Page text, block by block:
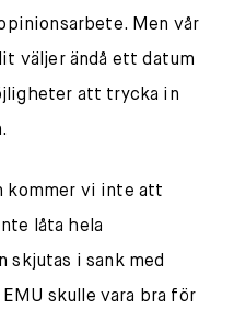
Men vår
väljer ändå ett datum
att trycka in
kommer vi inte att
låta hela
skjutas i sank med
skulle vara bra för